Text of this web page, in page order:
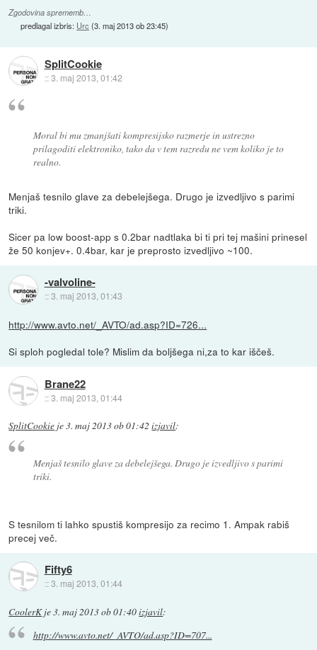
Zgodovina sprememb…
predlagal izbris: Urc (3. maj 2013 ob 23:45)
SplitCookie
::3. maj 2013, 01:42
Moral bi mu zmanjšati kompresijsko razmerje in ustrezno
prilagoditi elektroniko, tako da v tem razredu ne vem koliko je to
realno.
Menjaš tesnilo glave za debelejšega. Drugo je izvedljivo s parimi
triki.
Sicer pa low boost-app s 0.2bar nadtlaka bi ti pri tej mašini prinesel
že 50 konjev+. 0.4bar, kar je preprosto izvedljivo ~100.
-valvoline-
::3. maj 2013, 01:43
http://www.avto.net/_AVTO/ad.asp?ID=726...
Si sploh pogledal tole? Mislim da boljšega ni,za to kar iščeš.
Brane22
::3. maj 2013, 01:44
SplitCookie je3. maj 2013 ob 01:42 izjavil:
Menjaš tesnilo glave za debelejšega. Drugo je izvedljivo s parimi
triki.
S tesnilom ti lahko spustiš kompresijo za recimo 1. Ampak rabiš
precej več.
Fifty6
::3. maj 2013, 01:44
CoolerKje3. maj 2013 ob 01:40izjavil:
http://www.avto.net/_AVTO/ad.asp?ID=707...